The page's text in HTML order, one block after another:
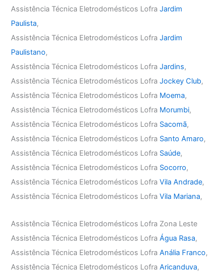
Assistência Técnica Eletrodomésticos LofraJardim
Paulista,
Assistência Técnica Eletrodomésticos LofraJardim
Paulistano,
Assistência Técnica Eletrodomésticos LofraJardins,
Assistência Técnica Eletrodomésticos LofraJockey Club,
Assistência Técnica Eletrodomésticos Lofra Moema,
Assistência Técnica Eletrodomésticos Lofra Morumbi,
Assistência Técnica Eletrodomésticos Lofra Sacomã,
Assistência Técnica Eletrodomésticos Lofra Santo Amaro,
Assistência Técnica Eletrodomésticos Lofra Saúde,
Assistência Técnica Eletrodomésticos Lofra Socorro,
Assistência Técnica Eletrodomésticos LofraVila Andrade,
Assistência Técnica Eletrodomésticos LofraVila Mariana,
Assistência Técnica Eletrodomésticos Lofra Zona Leste
Assistência Técnica Eletrodomésticos LofraÁgua Rasa,
Assistência Técnica Eletrodomésticos LofraAnália Franco,
Assistência Técnica Eletrodomésticos LofraAricanduva,